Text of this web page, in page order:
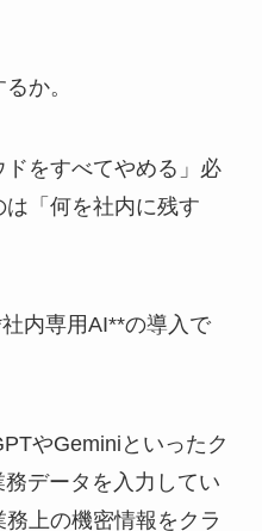
か。
ドをすべてやめる」必
「何を社内に残す
内専用AI**の導入で
やGeminiといったク
データを入力してい
上の機密情報をクラ